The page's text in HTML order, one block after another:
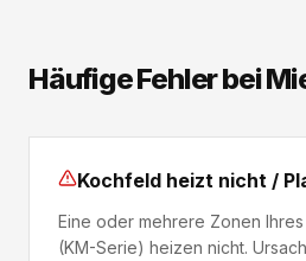
Häufige Fehler bei
Kochfeld heizt nicht /
Eine oder mehrere Zonen
(KM-Serie) heizen nicht.